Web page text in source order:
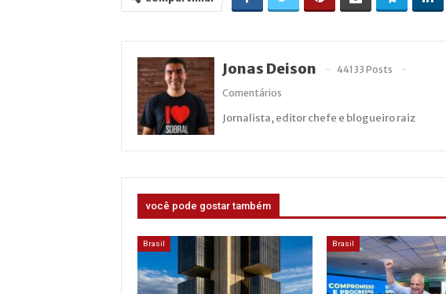
Jonas Deison
44133 Posts
Comentários
Jornalista, editor chefe e blogueiro raiz
você pode gostar também
Brasil Brasil